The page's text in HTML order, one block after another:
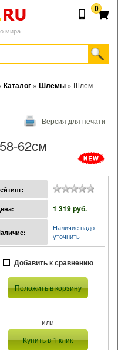
мира
0
Каталог » Шлемы » Шлем
Версия для печати
1 319 pуб.
Наличие надо
уточнить
Добавить к сравнению
Положить в корзину
или
Купить в 1 клик